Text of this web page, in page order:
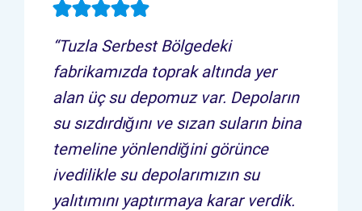
“Tuzla Serbest Bölgedeki
fabrikamızda toprak altında yer
alan üç su depomuz var. Depoların
su sızdırdığını ve sızan suların bina
temeline yönlendiğini görünce
ivedilikle su depolarımızın su
yalıtımını yaptırmaya karar verdik.